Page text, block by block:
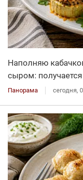
Наполняю
сыром:
Панорама сегодня,